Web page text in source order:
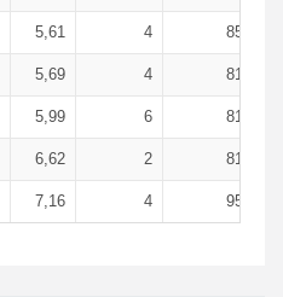
5,61 4 85,01 %
5,69 4 81,91 %
5,99 6 81,50 %
6,62 2 81,69 %
7,16 4 95,69 %